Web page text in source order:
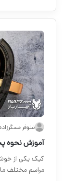
نیلوفر مسگرزاده
آموزش نحوه
کیک یکی از
مراسم مختلف